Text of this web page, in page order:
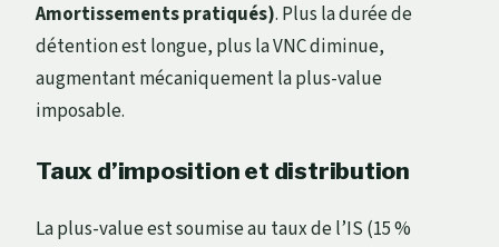
Amortissements pratiqués). Plus la durée de
détention est longue, plus la VNC diminue,
augmentant mécaniquement la plus-value
imposable.
Taux d’imposition et distribution
La plus-value est soumise au taux de l’IS (15 %